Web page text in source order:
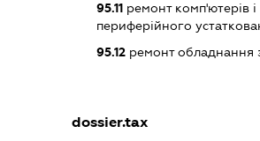
95.11ремонт комп'ютерів і
периферійного
95.12ремонт обладнання
dossier.tax